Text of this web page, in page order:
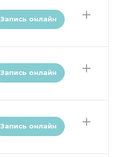
Запись онлайн
Запись онлайн
Запись онлайн